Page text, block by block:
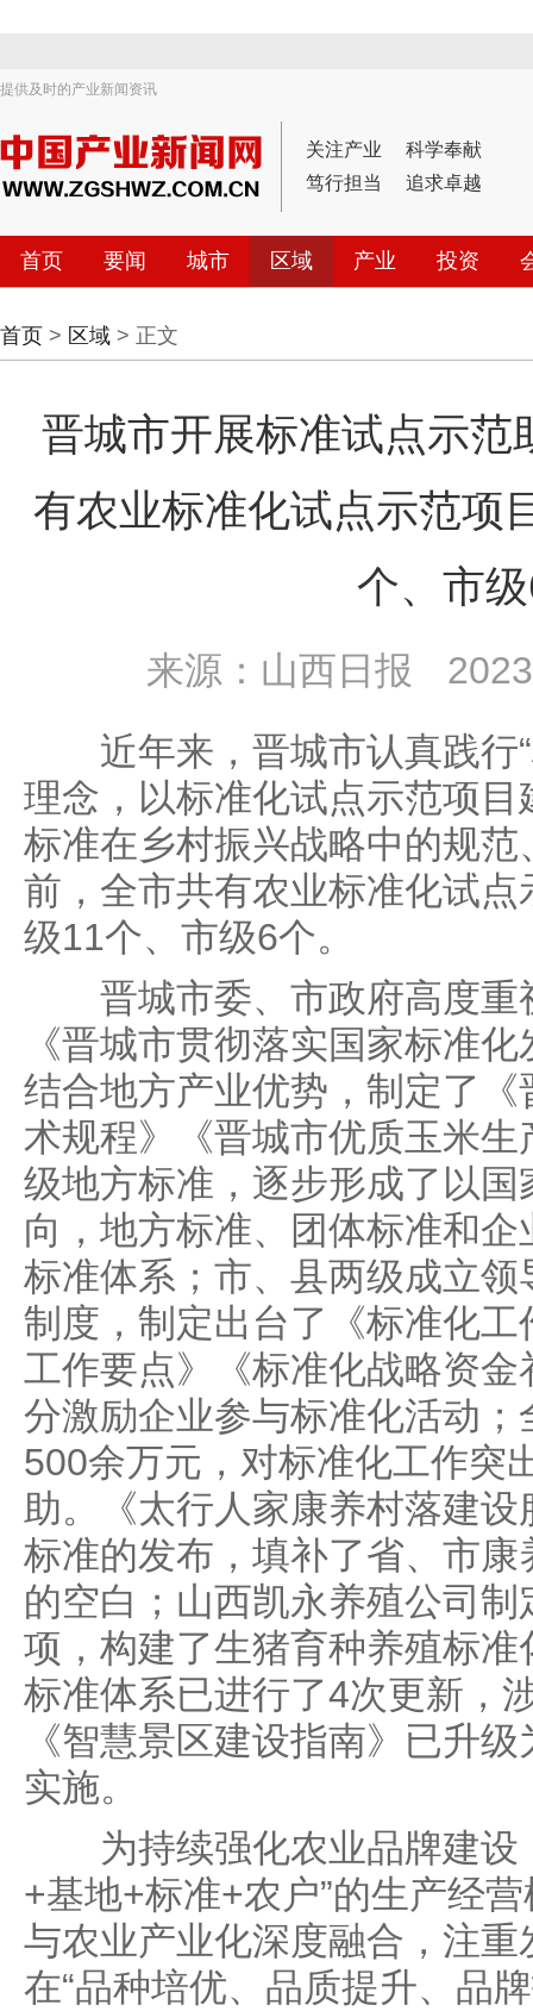
提供及时的产业新闻资讯
关注产业
科学奉献
笃行担当
追求卓越
首页 要闻 城市 区域 产业 投资
首页 > 区域 > 正文
晋城市开展标准试点示范
有农业标准化试点示范项
个、市
来源：山西日报
近年来，晋城市认真践行“
理念，以标准化试点示范项
标准在乡村振兴战略中的规
前，全市共有农业标准化试
级11个、市级6个。
晋城市委、市政府高度重
《晋城市贯彻落实国家标准
结合地方产业优势，制定了
术规程》《晋城市优质玉米
级地方标准，逐步形成了以
向，地方标准、团体标准和
标准体系；市、县两级成立
制度，制定出台了《标准化
工作要点》《标准化战略资
分激励企业参与标准化活动
500余万元，对标准化工作突
助。《太行人家康养村落建
标准的发布，填补了省、市
的空白；山西凯永养殖公司
项，构建了生猪育种养殖标
标准体系已进行了4次更新，
《智慧景区建设指南》已升
实施。
为持续强化农业品牌建设
+基地+标准+农户”的生产经
与农业产业化深度融合，注
在“品种培优、品质提升、品